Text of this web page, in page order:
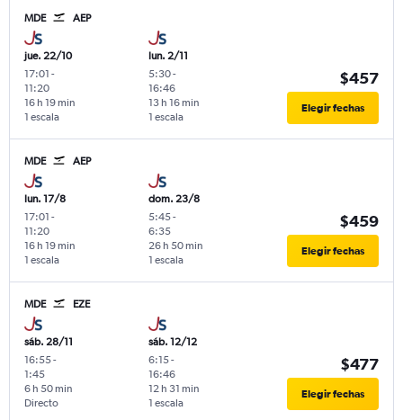
MDE AEP
jue. 22/10
17:01 -
11:20
1 escala
16 h 19 min
lun. 2/11
5:30-
16:46
1 escala
13 h 16 min
$457
Elegir fechas
MDE AEP
lun. 17/8
17:01 -
11:20
1 escala
16 h 19 min
dom. 23/8
5:45-
6:35
1 escala
26 h 50 min
$459
Elegir fechas
MDE EZE
sáb. 28/11
16:55-
1:45
Directo
6 h 50 min
sáb. 12/12
6:15-
16:46
1 escala
12 h 31 min
$477
Elegir fechas